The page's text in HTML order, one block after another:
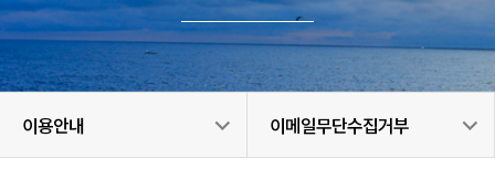
이용안내 이메일무단수집거부